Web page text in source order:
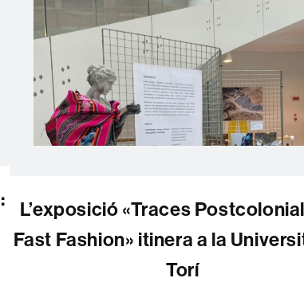
L’exposició «Traces
Fast Fashion» itinera a la
Torí